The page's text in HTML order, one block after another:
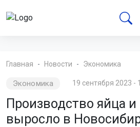
Главная Новости Экономика
Экономика 19 сентября 2023 -
Производство яйца
выросло в